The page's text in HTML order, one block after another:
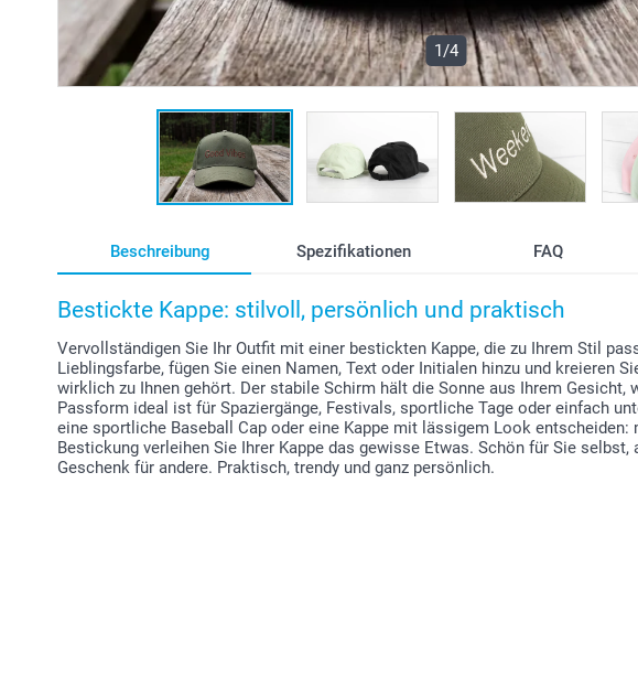
1/4
Beschreibung Spezifikationen FAQ
Bestickte Kappe: stilvoll, persönlich und praktisch
Vervollständigen Sie Ihr Outfit mit einer bestickten Kappe, die zu Ihrem Stil
Lieblingsfarbe, fügen Sie einen Namen, Text oder Initialen hinzu und kreieren
wirklich zu Ihnen gehört. Der stabile Schirm hält die Sonne aus Ihrem Gesicht,
Passform ideal ist für Spaziergänge, Festivals, sportliche Tage oder einfach
eine sportliche Baseball Cap oder eine Kappe mit lässigem Look entscheiden:
Bestickung verleihen Sie Ihrer Kappe das gewisse Etwas. Schön für Sie selbst,
Geschenk für andere. Praktisch, trendy und ganz persönlich.